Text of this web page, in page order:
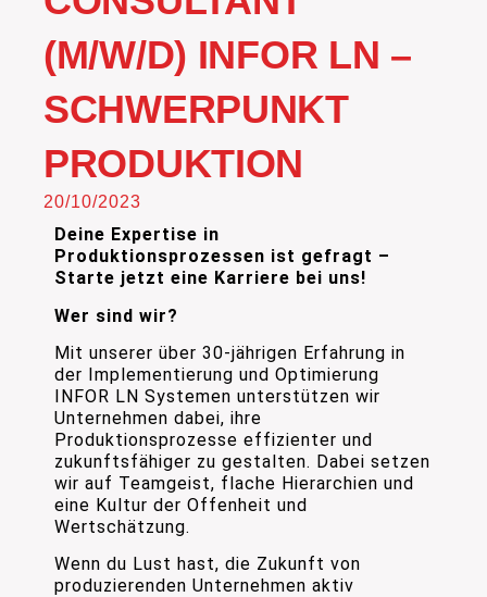
(M/W/D) INFOR LN –
SCHWERPUNKT
PRODUKTION
20/10/2023
Deine Expertise in
Produktionsprozessen ist gefragt –
Starte jetzt eine Karriere bei uns!
Wer sind wir?
Mit unserer über 30-jährigen Erfahrung in
der Implementierung und Optimierung
INFOR LN Systemen unterstützen wir
Unternehmen dabei, ihre
Produktionsprozesse effizienter und
zukunftsfähiger zu gestalten. Dabei setzen
wir auf Teamgeist, flache Hierarchien und
eine Kultur der Offenheit und
Wertschätzung.
Wenn du Lust hast, die Zukunft von
produzierenden Unternehmen aktiv